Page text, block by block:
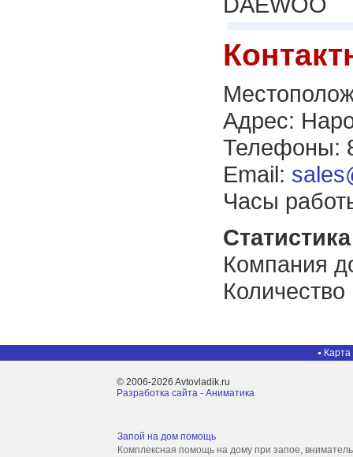
Адрес:
Телефоны:
Email:
Часы
Компания
Карта
© 2006-2026 Avtovladik.ru
Разработка сайта - Aниматика
Запой на дом помощь
Комплексная помощь на дому при запое,